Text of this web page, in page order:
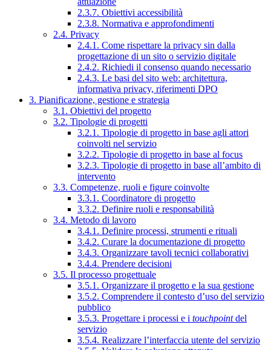
2.3.7. Obiettivi accessibilità
2.3.8. Normativa e approfondimenti
2.4. Privacy
2.4.1. Come rispettare la privacy sin dalla
progettazione di un sito o servizio digitale
2.4.2. Richiedi il consenso quando necessario
2.4.3. Le basi del sito web: architettura,
informativa privacy, riferimenti DPO
3. Pianificazione, gestione e strategia
3.1. Obiettivi del progetto
3.2. Tipologie di progetti
3.2.1. Tipologie di progetto in base agli attori
coinvolti nel servizio
3.2.2. Tipologie di progetto in base al focus
3.2.3. Tipologie di progetto in base all’ambito di
intervento
3.3. Competenze, ruoli e figure coinvolte
3.3.1. Coordinatore di progetto
3.3.2. Definire ruoli e responsabilità
3.4. Metodo di lavoro
3.4.1. Definire processi, strumenti e rituali
3.4.2. Curare la documentazione di progetto
3.4.3. Organizzare tavoli tecnici collaborativi
3.4.4. Prendere decisioni
3.5. Il processo progettuale
3.5.1. Organizzare il progetto e la sua gestione
3.5.2. Comprendere il contesto d’uso del servizio
pubblico
3.5.3. Progettare i processi e i touchpointdel
servizio
3.5.4. Realizzare l’interfaccia utente del servizio